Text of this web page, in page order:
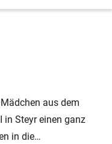
aus dem
in Steyr einen ganz
in die…